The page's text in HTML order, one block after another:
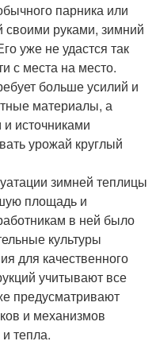
парника или
своими руками, зимний
уже не удастся так
с места на место.
больше усилий и
материалы, а
источниками
урожай круглый
зимней теплицы
площадь и
в ней было
культуры
для качественного
учитывают все
предусматривают
и механизмов
тепла.